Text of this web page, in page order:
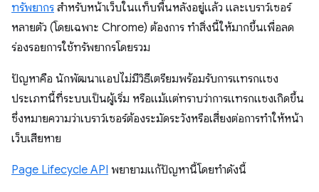
ทรัพยากร สำหรับหน้าเว็บในแท็บพื้นหลังอยู่แล้ว และเบราว์เซอร์
หลายตัว (โดยเฉพาะ Chrome) ต้องการ ทำสิ่งนี้ให้มากขึ้นเพื่อลด
ร่องรอยการใช้ทรัพยากรโดยรวม
ปัญหาคือ นักพัฒนาแอปไม่มีวิธีเตรียมพร้อมรับการแทรกแซง
ประเภทนี้ที่ระบบเป็นผู้เริ่ม หรือแม้แต่ทราบว่าการแทรกแซงเกิดขึ้น
ซึ่งหมายความว่าเบราว์เซอร์ต้องระมัดระวังหรือเสี่ยงต่อการทำให้หน้า
เว็บเสียหาย
Page Lifecycle API พยายามแก้ปัญหานี้โดยทำดังนี้